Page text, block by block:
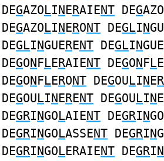
DEGAZOLINERAIENT DEGAZO
DEGAZOLINERONT DEGLIN
DEGLINGUERENT DEGLINGUE
DEGONFLERAIENT DEGONFLE
DEGONFLERONT DEGOULINER
DEGOULINERENT DEGOULINE
DEGRINGOLAIENT DEGRINGO
DEGRINGOLASSENT DEGRIN
DEGRINGOLERAIENT DEGRIN